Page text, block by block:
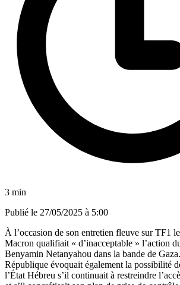
3 min
Publié le 27/05/2025 à 5:00
À l’occasion de son entretien fleuve sur TF1
Macron qualifiait « d’inacceptable » l’action
Benyamin Netanyahou dans la bande de
République évoquait également la possibilité
l’État Hébreu s’il continuait à restreindre